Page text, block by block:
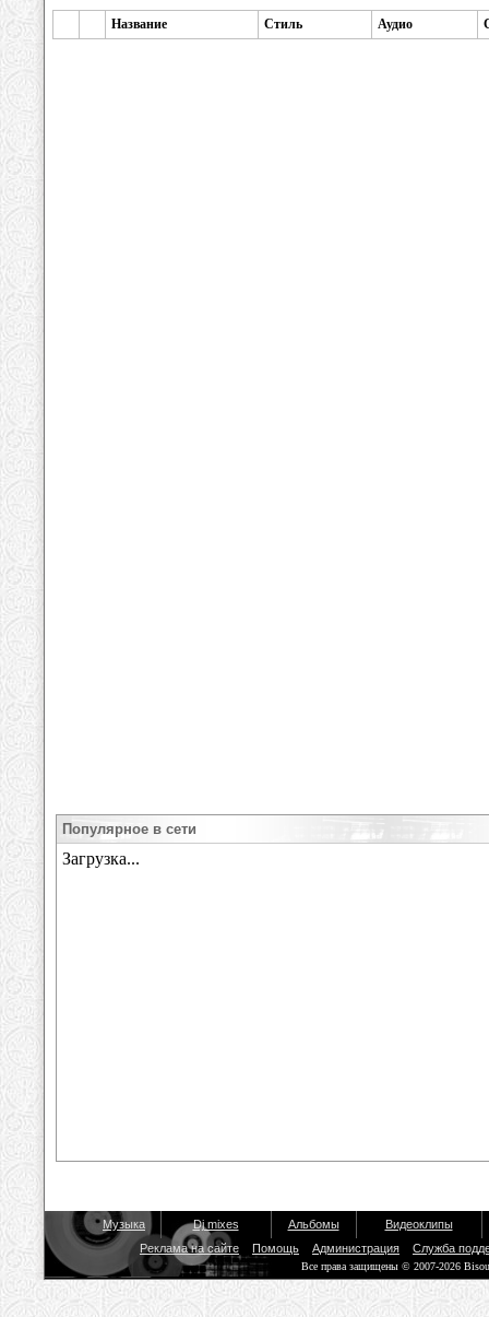
Название Стиль Аудио
Популярное в сети
Музыка Dj mixes Альбомы
Видеоклипы
Реклама на сайте
Помощь Администрация Служба
Все права защищены © 2007-2026